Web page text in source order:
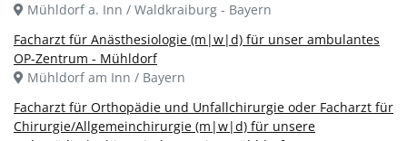
Mühldorf a. Inn / Waldkraiburg - Bayern
Facharzt für Anästhesiologie (m|w|d) für unser ambulantes
OP-Zentrum - Mühldorf
Mühldorf am Inn / Bayern
Facharzt für Orthopädie und Unfallchirurgie oder Facharzt für
Chirurgie/Allgemeinchirurgie (m|w|d) für unsere